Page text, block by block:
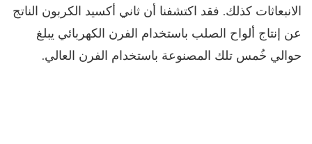
الانبعاثات كذلك. فقد اكتشفنا أن ثاني أكسيد الكربون الناتج
عن إنتاج ألواح الصلب باستخدام الفرن الكهربائي يبلغ
حوالي خُمس تلك المصنوعة باستخدام الفرن العالي.